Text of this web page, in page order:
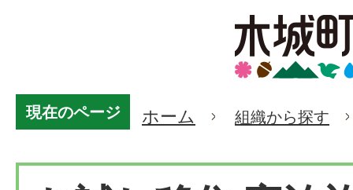
現在のページ ホーム 組織から探す